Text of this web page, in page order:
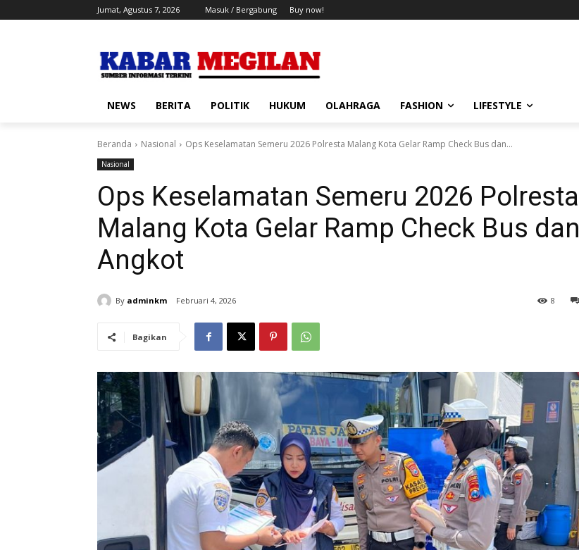
Jumat, Agustus 7, 2026 Masuk / Bergabung Buy now!
NEWS BERITA POLITIK HUKUM OLAHRAGA FASHION LIFESTYLE
Beranda Nasional Ops Keselamatan Semeru 2026 Polresta Malang Kota Gelar Ramp Check Bus dan...
Nasional
Ops Keselamatan Semeru 2026 Polresta
Malang Kota Gelar Ramp Check Bus dan
Angkot
By adminkm Februari 4, 2026 8
Bagikan